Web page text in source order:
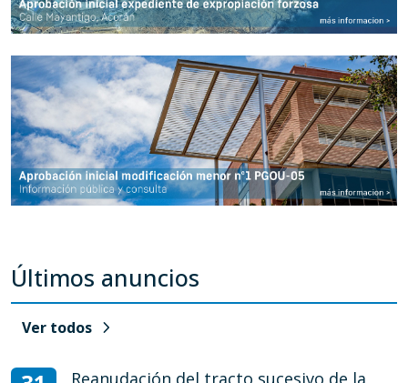
Últimos anuncios
Ver todos chevron_right